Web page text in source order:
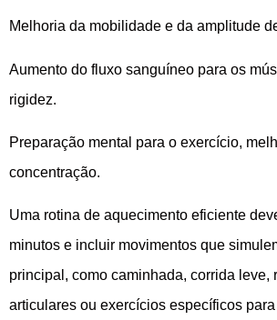
Melhoria da mobilidade e da amplitude
Aumento do fluxo sanguíneo para os
rigidez.
Preparação mental para o exercício,
concentração.
Uma rotina de aquecimento eficiente
minutos e incluir movimentos que
principal, como caminhada, corrida leve,
articulares ou exercícios específicos